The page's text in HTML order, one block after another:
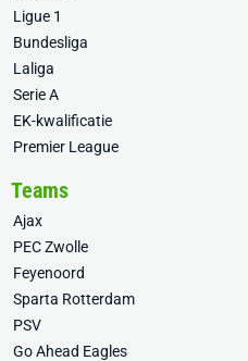
Ligue 1
Bundesliga
Laliga
Serie A
EK-kwalificatie
Premier League
Teams
Ajax
PEC Zwolle
Feyenoord
Sparta Rotterdam
PSV
Go Ahead Eagles